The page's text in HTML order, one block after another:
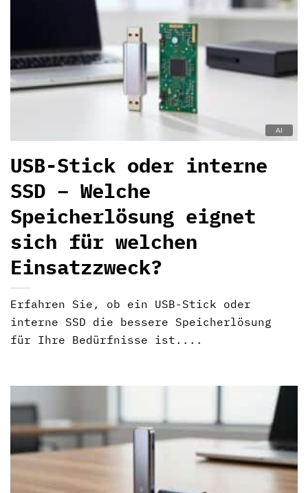
USB-Stick oder interne
SSD – Welche
Speicherlösung eignet
sich für welchen
Einsatzzweck?
Erfahren Sie, ob ein USB-Stick oder
interne SSD die bessere Speicherlösung
für Ihre Bedürfnisse ist....